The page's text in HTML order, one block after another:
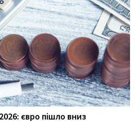
євро пішло вниз